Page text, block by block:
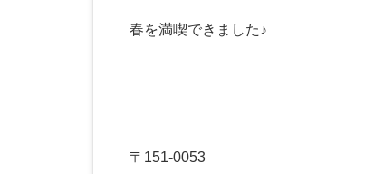
春を満喫できました♪
〒151-0053